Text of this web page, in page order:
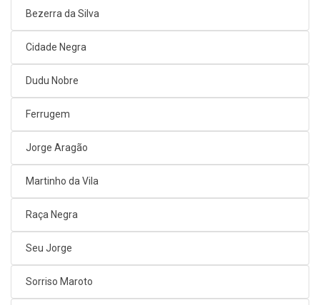
Bezerra da Silva
Cidade Negra
Dudu Nobre
Ferrugem
Jorge Aragão
Martinho da Vila
Raça Negra
Seu Jorge
Sorriso Maroto